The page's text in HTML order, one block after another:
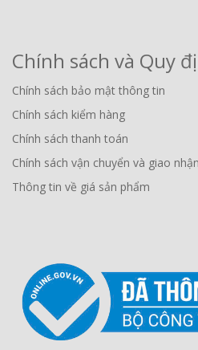
Chính sách và Quy
Chính sách bảo mật thông tin
Chính sách kiểm hàng
Chính sách thanh toán
Chính sách vận chuyển và giao nhận
Thông tin về giá sản phẩm